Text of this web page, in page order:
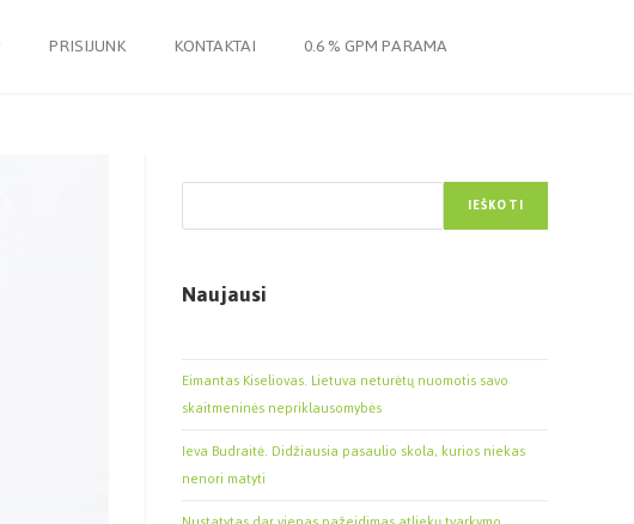
PRISIJUNK KONTAKTAI 0.6 % GPM PARAMA
IEŠKOTI
Naujausi
Eimantas Kiseliovas. Lietuva neturėtų nuomotis savo
skaitmeninės nepriklausomybės
Ieva Budraitė. Didžiausia pasaulio skola, kurios niekas
nenori matyti